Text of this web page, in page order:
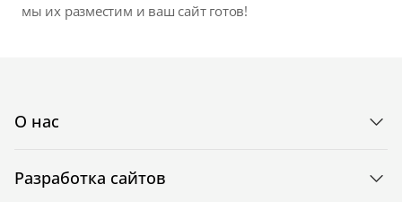
мы их разместим и ваш сайт готов!
О нас
Разработка сайтов